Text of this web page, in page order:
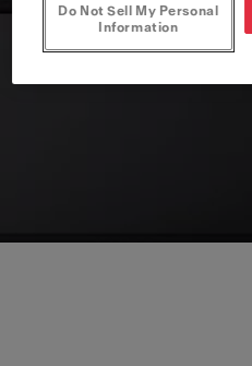
Do Not Sell My Personal
Information